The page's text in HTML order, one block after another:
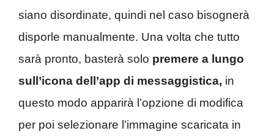
siano disordinate, quindi nel caso bisognerà
disporle manualmente. Una volta che tutto
sarà pronto, basterà solo premere a lungo
sull’icona dell’app di messaggistica, in
questo modo apparirà l’opzione di modifica
per poi selezionare l’immagine scaricata in